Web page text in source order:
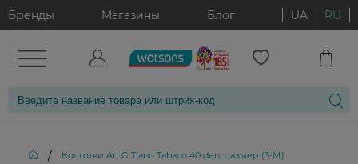
Бренды Магазины Блог UA RU
/ Колготки Art G Tiano Tabaco 40 den, размер (3-M)